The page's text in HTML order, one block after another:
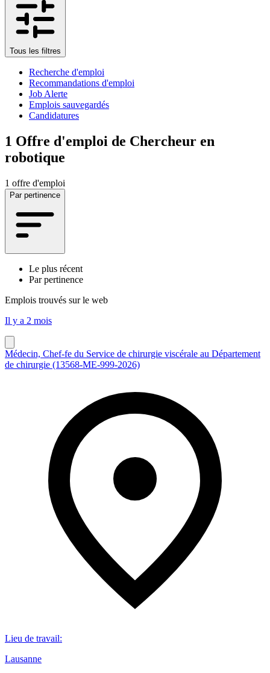
Tous les filtres
Recherche d'emploi
Recommandations d'emploi
Job Alerte
Emplois sauvegardés
Candidatures
1 Offre d'emploi de Chercheur en
robotique
1 offre d'emploi
Par pertinence
Le plus récent
Par pertinence
Emplois trouvés sur le web
Il y a 2 mois
Médecin, Chef-fe du Service de chirurgie viscérale au Département
de chirurgie (13568-ME-999-2026)
Lieu de travail:
Lausanne